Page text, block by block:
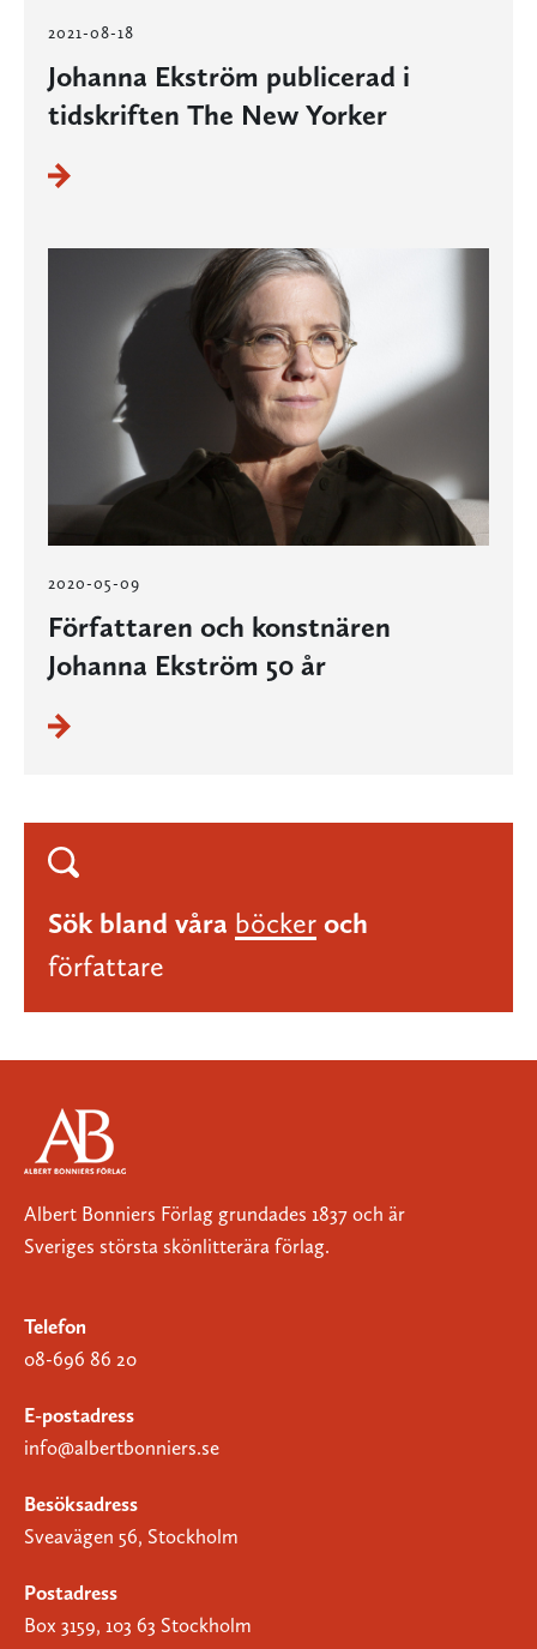
2021-08-18
Johanna Ekström publicerad i
tidskriften The New Yorker
2020-05-09
Författaren och konstnären
Johanna Ekström 50 år
Sök bland våra böcker och
författare
Albert Bonniers Förlag grundades 1837 och är
Sveriges största skönlitterära förlag.
Telefon
08-696 86 20
E-postadress
info@albertbonniers.se
Besöksadress
Sveavägen 56, Stockholm
Postadress
Box 3159, 103 63 Stockholm